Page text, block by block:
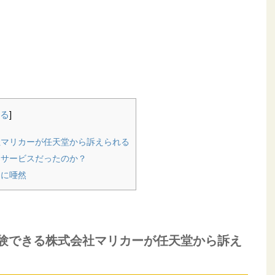
]
リカーが任天堂から訴えられる
ービスだったのか？
唖然
できる株式会社マリカーが任天堂から訴え